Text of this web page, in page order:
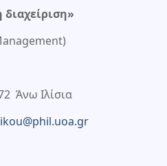
Άνω Ιλίσια